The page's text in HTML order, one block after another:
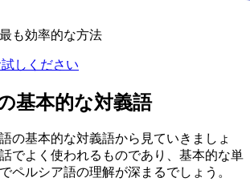
も効率的な方法
しください
基本的な対義語
の基本的な対義語から見ていきましょ
でよく使われるものであり、基本的な単
ペルシア語の理解が深まるでしょう。